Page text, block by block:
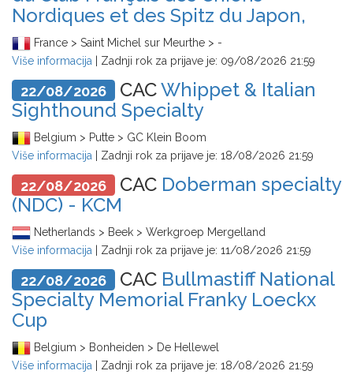
Nordiques et des Spitz du Japon,
France > Saint Michel sur Meurthe > -
Više informacija
| Zadnji rok za prijave je: 09/08/2026 21:59
22/08/2026 CACWhippet & Italian
Sighthound Specialty
Belgium > Putte > GC Klein Boom
Više informacija
| Zadnji rok za prijave je: 18/08/2026 21:59
22/08/2026 CAC Doberman specialty
(NDC) - KCM
Netherlands > Beek > Werkgroep Mergelland
Više informacija
| Zadnji rok za prijave je: 11/08/2026 21:59
22/08/2026 CAC Bullmastiff National
Specialty Memorial Franky Loeckx
Cup
Belgium > Bonheiden > De Hellewel
Više informacija
| Zadnji rok za prijave je: 18/08/2026 21:59